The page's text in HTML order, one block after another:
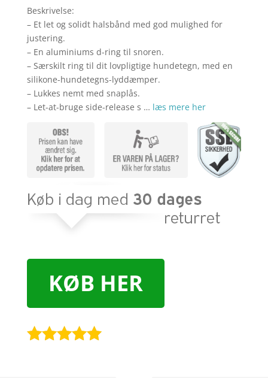
Beskrivelse:
– Et let og solidt halsbånd med god mulighed for
justering.
– En aluminiums d-ring til snoren.
– Særskilt ring til dit lovpligtige hundetegn, med en
silikone-hundetegns-lyddæmper.
– Lukkes nemt med snaplås.
– Let-at-bruge side-release s … læs mere her
KØB HER